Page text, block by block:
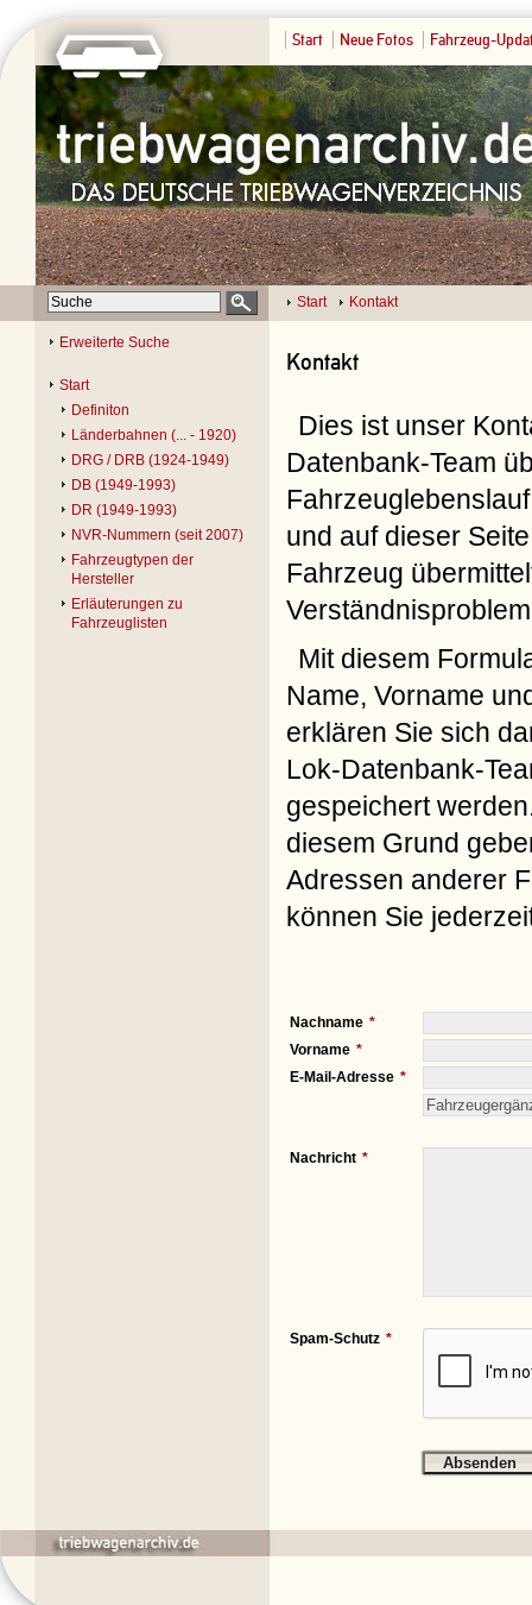
Start Neue Fotos Fahrzeug-
Start Kontakt
Erweiterte Suche
Start
Definiton
Länderbahnen (... - 1920)
DRG / DRB (1924-1949)
DB (1949-1993)
DR (1949-1993)
NVR-Nummern (seit 2007)
Fahrzeugtypen der
Hersteller
Erläuterungen zu
Fahrzeuglisten
Kontakt
Dies ist unser
Datenbank-Team
und auf dieser
Fahrzeug
Mit diesem
Name, Vorname
erklären Sie sich
Lok-Datenbank-
gespeichert
diesem Grund
Adressen anderer
können Sie
Nachname
Vorname
E-Mail-Adresse
Nachricht
Spam-Schutz